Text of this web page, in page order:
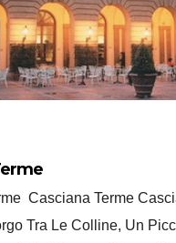
Casciana Terme
Tra Le Colline, Un